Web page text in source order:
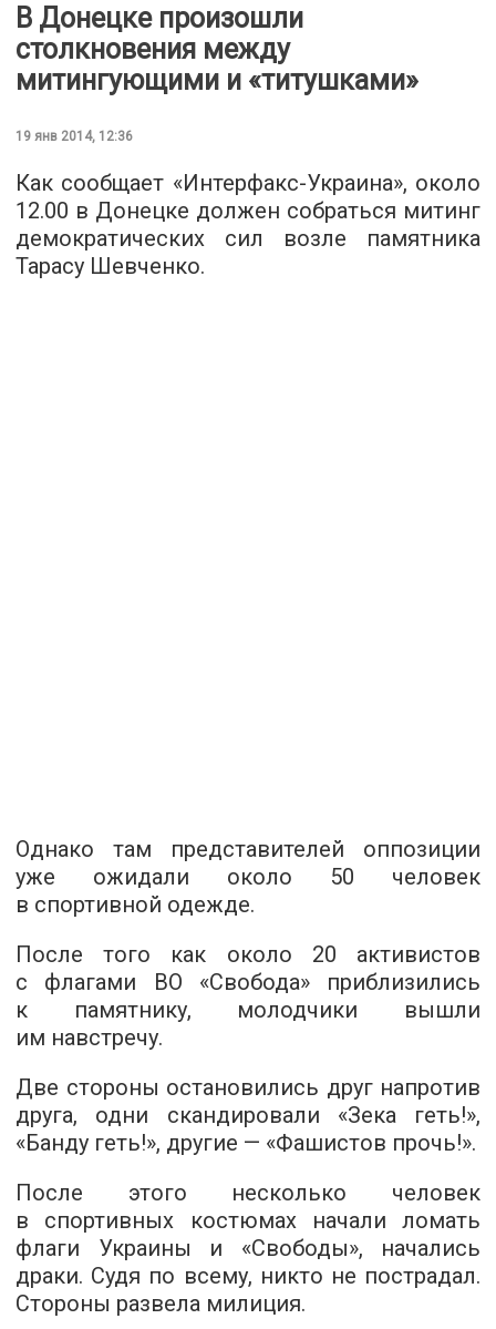
В Донецке произошли
столкновения между
митингующими и «титушками»
19 янв 2014, 12:36
Как сообщает «Интерфакс-Украина», около
12.00 в Донецке должен собраться митинг
демократических сил возле памятника
Тарасу Шевченко.
Однако там представителей оппозиции
уже ожидали около 50 человек
в спортивной одежде.
После того как около 20 активистов
с флагами ВО «Свобода» приблизились
к памятнику, молодчики вышли
им навстречу.
Две стороны остановились друг напротив
друга, одни скандировали «Зека геть!»,
«Банду геть!», другие — «Фашистов прочь!».
После этого несколько человек
в спортивных костюмах начали ломать
флаги Украины и «Свободы», начались
драки. Судя по всему, никто не пострадал.
Стороны развела милиция.